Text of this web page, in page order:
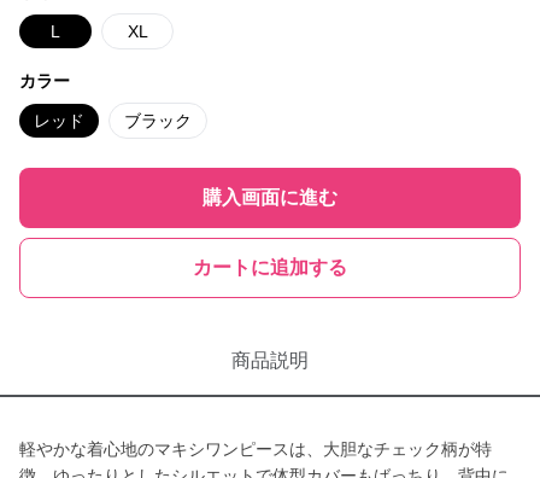
L XL
カラー
レッド ブラック
購入画面に進む
カートに追加する
商品説明
軽やかな着心地のマキシワンピースは、大胆なチェック柄が特